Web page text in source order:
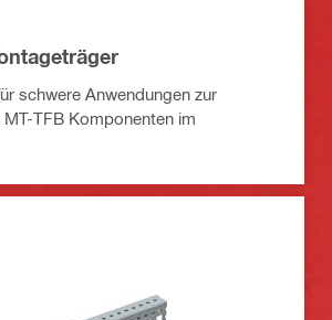
schwere Anwendungen zur
TFB Komponenten im